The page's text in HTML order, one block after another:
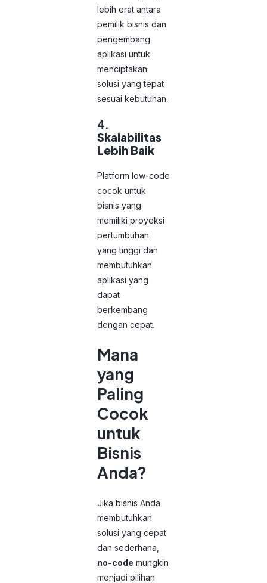
lebih erat antara
pemilik bisnis dan
pengembang
aplikasi untuk
menciptakan
solusi yang tepat
sesuai kebutuhan.
4.
Skalabilitas
Lebih Baik
Platform low-code
cocok untuk
bisnis yang
memiliki proyeksi
pertumbuhan
yang tinggi dan
membutuhkan
aplikasi yang
dapat
berkembang
dengan cepat.
Mana
yang
Paling
Cocok
untuk
Bisnis
Anda?
Jika bisnis Anda
membutuhkan
solusi yang cepat
dan sederhana,
no-code mungkin
menjadi pilihan